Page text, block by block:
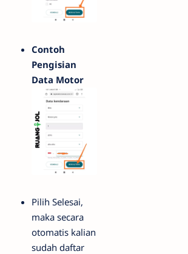
Contoh
Pengisian
Data Motor
Pilih Selesai,
maka secara
otomatis kalian
sudah daftar